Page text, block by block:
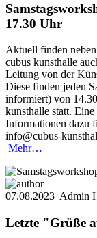
17.30 Uhr
Aktuell finden
cubus kunsthalle
Leitung von der
Diese finden jeden
informiert) von
kunsthalle statt.
Informationen dazu
info@cubus-
Mehr…
07.08.2023 Admin
Letzte "Grüße